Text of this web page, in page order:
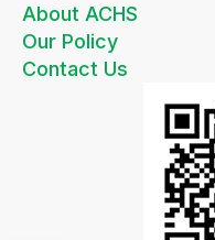
About ACHS
Our Policy
Contact Us